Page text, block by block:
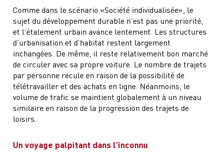
Comme dans le scénario «Société individualisée», le
sujet du développement durable n’est pas une priorité,
et l’étalement urbain avance lentement. Les structures
d’urbanisation et d’habitat restent largement
inchangées. De même, il reste relativement bon marché
de circuler avec sa propre voiture. Le nombre de trajets
par personne recule en raison de la possibilité de
télétravailler et des achats en ligne. Néanmoins, le
volume de trafic se maintient globalement à un niveau
similaire en raison de la progression des trajets de
loisirs.
Un voyage palpitant dans l’inconnu